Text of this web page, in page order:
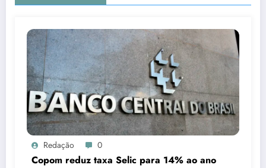
Redação 0
Copom reduz taxa Selic para 14% ao ano